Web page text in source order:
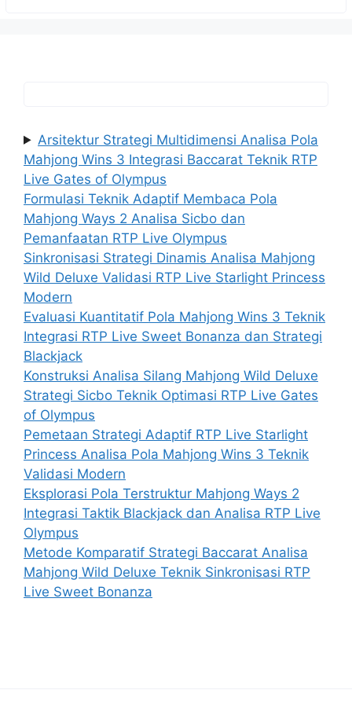
Arsitektur Strategi Multidimensi Analisa Pola
Mahjong Wins 3 Integrasi Baccarat Teknik RTP
Live Gates of Olympus
Formulasi Teknik Adaptif Membaca Pola
Mahjong Ways 2 Analisa Sicbo dan
Pemanfaatan RTP Live Olympus
Sinkronisasi Strategi Dinamis Analisa Mahjong
Wild Deluxe Validasi RTP Live Starlight Princess
Modern
Evaluasi Kuantitatif Pola Mahjong Wins 3 Teknik
Integrasi RTP Live Sweet Bonanza dan Strategi
Blackjack
Konstruksi Analisa Silang Mahjong Wild Deluxe
Strategi Sicbo Teknik Optimasi RTP Live Gates
of Olympus
Pemetaan Strategi Adaptif RTP Live Starlight
Princess Analisa Pola Mahjong Wins 3 Teknik
Validasi Modern
Eksplorasi Pola Terstruktur Mahjong Ways 2
Integrasi Taktik Blackjack dan Analisa RTP Live
Olympus
Metode Komparatif Strategi Baccarat Analisa
Mahjong Wild Deluxe Teknik Sinkronisasi RTP
Live Sweet Bonanza